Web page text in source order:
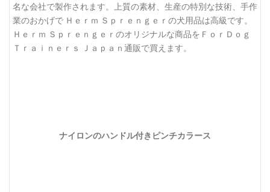
名な会社で製作されます。上質の素材、生産の特別な技術、手作
業のおかげで Ｈｅｒｍ Ｓｐｒｅｎｇｅｒの犬用品は高級です。
Ｈｅｒｍ Ｓｐｒｅｎｇｅｒのオリジナルな商品をＦｏｒＤｏｇ
Ｔｒａｉｎｅｒｓ Ｊａｐａｎ通販で買えます。
ナイロンのハンドル付きピンチカラース